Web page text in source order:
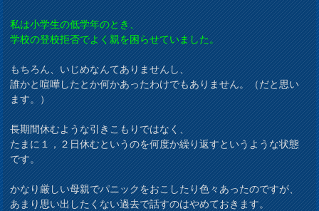
私は小学生の低学年のとき、
学校の登校拒否でよく親を困らせていました。
もちろん、いじめなんてありませんし、
誰かと喧嘩したとか何かあったわけでもありません。（だと思い
ます。）
長期間休むような引きこもりではなく、
たまに１，２日休むというのを何度か繰り返すというような状態
です。
かなり厳しい母親でパニックをおこしたり色々あったのですが、
あまり思い出したくない過去で話すのはやめておきます。